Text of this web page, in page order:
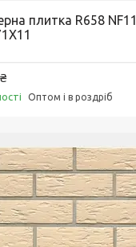
плитка R658 NF11
Оптом і в роздріб